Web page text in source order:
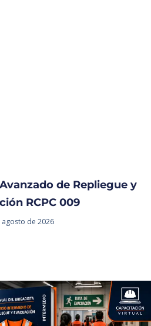
de Repliegue y
RCPC 009
agosto de 2026